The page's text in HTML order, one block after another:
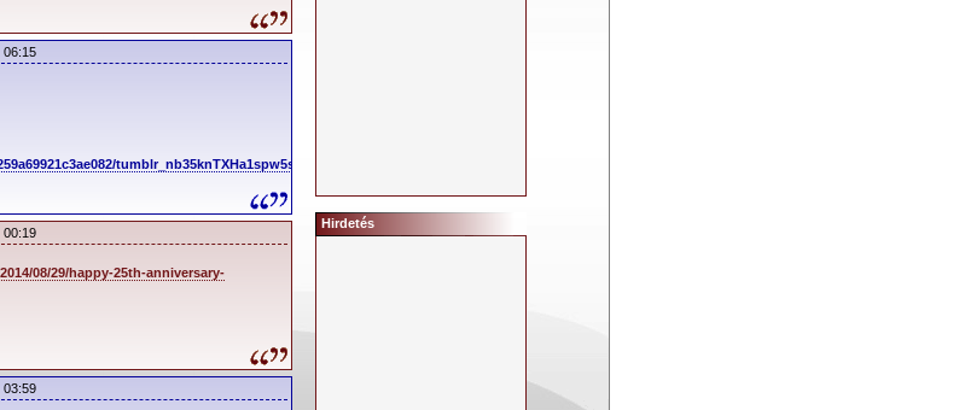
06:15
tumblr_nb35knTXHa1spw5sco1_500.gif
00:19
08/29/happy-25th-anniversary-
03:59
Hirdetés